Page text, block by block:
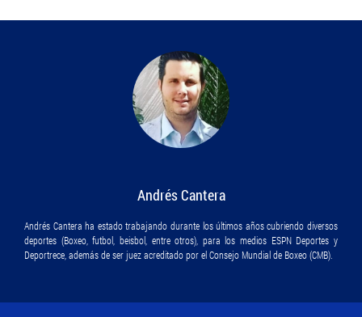
Andrés Cantera
Andrés Cantera ha estado trabajando durante los últimos años cubriendo diversos
deportes (Boxeo, futbol, beisbol, entre otros), para los medios ESPN Deportes y
Deportrece, además de ser juez acreditado por el Consejo Mundial de Boxeo (CMB).